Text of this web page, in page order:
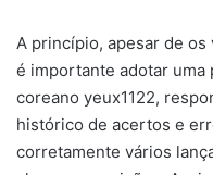
A princípio, apesar de
é importante adotar
coreano yeux1122,
histórico de acertos e
corretamente vários